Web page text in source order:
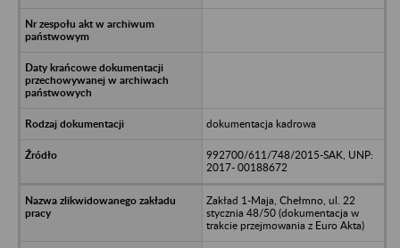
dokumentacja kadrowa
992700/611/748/2015-SAK, UNP:
2017- 00188672
Zakład 1-Maja, Chełmno, ul. 22
stycznia 48/50 (dokumentacja w
trakcie przejmowania z Euro Akta)